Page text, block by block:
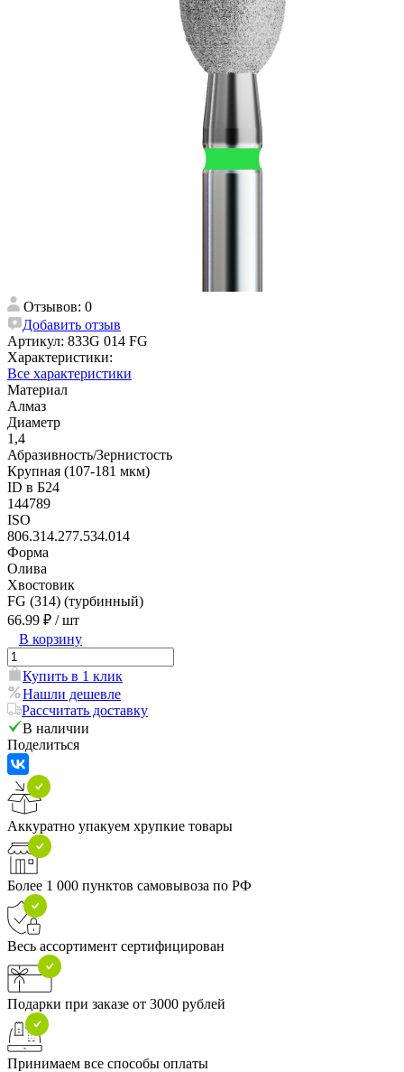
Отзывов: 0
Добавить отзыв
Артикул: 833G 014 FG
Характеристики:
Все характеристики
Материал
Алмаз
Диаметр
1,4
Абразивность/Зернистость
Крупная (107-181 мкм)
ID в Б24
144789
ISO
806.314.277.534.014
Форма
Олива
Хвостовик
FG (314) (турбинный)
66.99 ₽ / шт
В корзину
Купить в 1 клик
Нашли дешевле
Рассчитать доставку
В наличии
Поделиться
Аккуратно упакуем хрупкие товары
Более 1 000 пунктов самовывоза по РФ
Весь ассортимент сертифицирован
Подарки при заказе от 3000 рублей
Принимаем все способы оплаты